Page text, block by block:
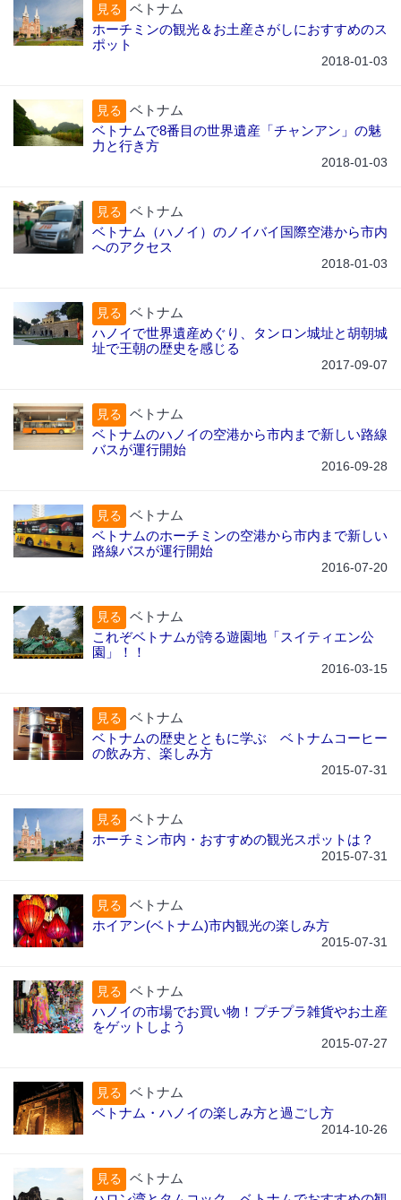
見る
ベトナム
ホーチミンの観光＆お土産さがしにおすすめのス
ポット
2018-01-03
見る
ベトナム
ベトナムで8番目の世界遺産「チャンアン」の魅
力と行き方
2018-01-03
見る
ベトナム
ベトナム（ハノイ）のノイバイ国際空港から市内
へのアクセス
2018-01-03
見る
ベトナム
ハノイで世界遺産めぐり、タンロン城址と胡朝城
址で王朝の歴史を感じる
2017-09-07
見る
ベトナム
ベトナムのハノイの空港から市内まで新しい路線
バスが運行開始
2016-09-28
見る
ベトナム
ベトナムのホーチミンの空港から市内まで新しい
路線バスが運行開始
2016-07-20
見る
ベトナム
これぞベトナムが誇る遊園地「スイティエン公
園」！！
2016-03-15
見る
ベトナム
ベトナムの歴史とともに学ぶ ベトナムコーヒー
の飲み方、楽しみ方
2015-07-31
見る
ベトナム
ホーチミン市内・おすすめの観光スポットは？
2015-07-31
見る
ベトナム
ホイアン(ベトナム)市内観光の楽しみ方
2015-07-31
見る
ベトナム
ハノイの市場でお買い物！プチプラ雑貨やお土産
をゲットしよう
2015-07-27
見る
ベトナム
ベトナム・ハノイの楽しみ方と過ごし方
2014-10-26
見る
ベトナム